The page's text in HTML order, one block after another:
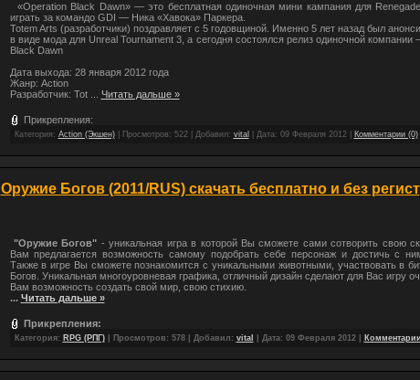
«Operation Black Dawn» — это бесплатная одиночная мини кампания для
играть за командо GDI — Ника «Хавока» Паркера.
Totem Arts (разработчики) поздравляет с 5 годовщиной. Именно 5 лет назад был
в виде мода для Unreal Tournament 3, а сегодня состоялся релиз одиночной
Black Dawn
Дата выхода: 28 января 2012 года
Жанр: Action
Разработчик: Tot ... Читать дальше »
Прикрепления:
Категория: Action (Экшен)| Просмотров: 522 | Добавил: vital | Дата: 09 Февраля 2012| Комментарии (0)
Оружие Богов (2011/RUS) скачать бесплатно и без
"Оружие Богов" - уникальная игра в которой Вы сможете сами сотворить свою
Вам предлагается возможность самому подобрать себе персонаж и достичь с
Также в игре Вы сможете познакомится с уникальными животными, участвовать в
Богов. Уникальная многоуровневая графика, отличный дизайн сделают для Вас игру
Вам возможность создать свой мир, свою стихию.
... Читать дальше »
Прикрепления:
Категория: RPG (РПГ)| Просмотров: 578 | Добавил: vital | Дата: 09 Февраля 2012|